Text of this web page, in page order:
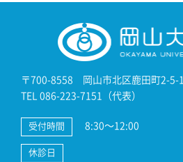
〒700-8558 岡山市北区鹿田町2-5-1
TEL 086-223-7151（代表）
受付時間 8:30～12:00
休診日